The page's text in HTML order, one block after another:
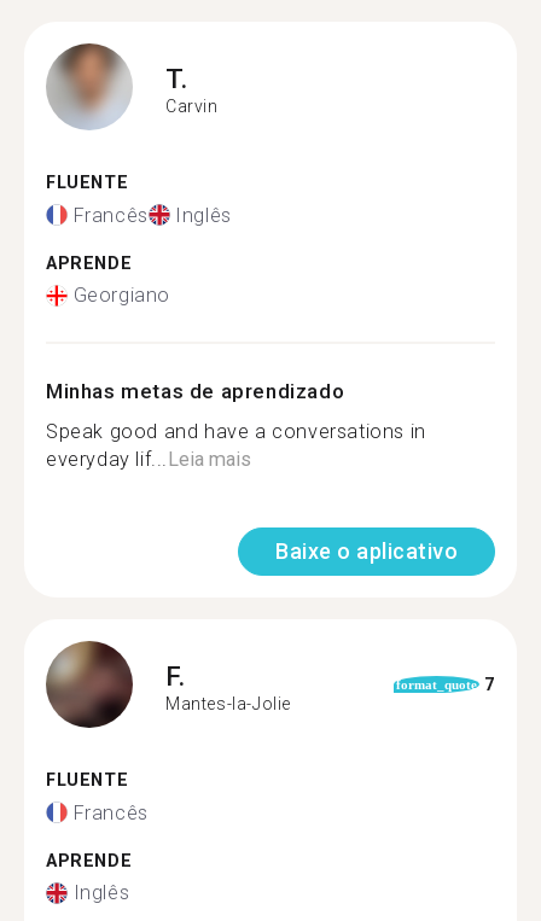
T.
Carvin
FLUENTE
Francês Inglês
APRENDE
Georgiano
Minhas metas de aprendizado
Speak good and have a conversations in
everyday lif...Leia mais
Baixe o aplicativo
F.
Mantes-la-Jolie
format_quote 7
FLUENTE
Francês
APRENDE
Inglês